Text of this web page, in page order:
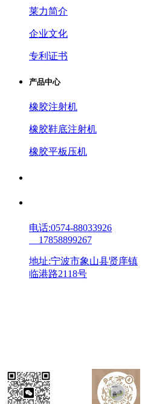
莱力简介
企业文化
专利证书
产品中心
橡胶注射机
橡胶鞋底注射机
橡胶平板压机
电话:0574-88033926
17858899267
地址:宁波市象山县贤庠镇
临港路2118号